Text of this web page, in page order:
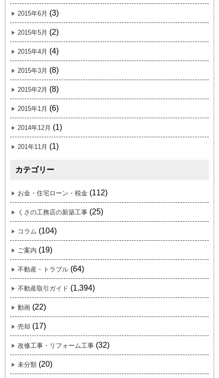
2015年6月 (3)
2015年5月 (2)
2015年4月 (4)
2015年3月 (8)
2015年2月 (8)
2015年1月 (6)
2014年12月 (1)
201年11月 (1)
カテゴリー
お金・住宅ローン・税金 (112)
くさの工務店の新築工事 (25)
コラム (104)
ご案内 (19)
不動産・トラブル (64)
不動産取引ガイド (1,394)
動画 (22)
売却 (17)
改修工事・リフォーム工事 (32)
未分類 (20)